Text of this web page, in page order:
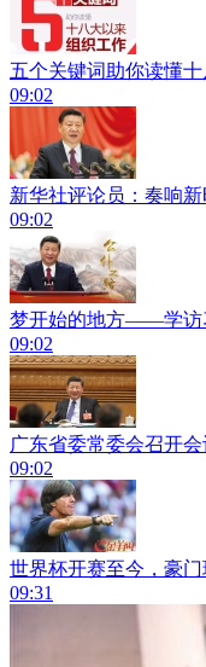
五个关键词助你读懂
09:02
新华社评论员：奏响
09:02
梦开始的地方——学访
09:02
广东省委常委会召开
09:02
世界杯开赛至今，豪
09:31